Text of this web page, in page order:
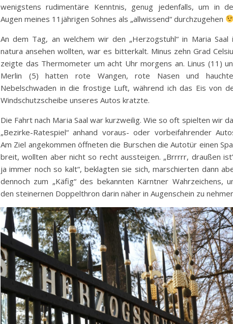
wenigstens rudimentäre Kenntnis, genug jedenfalls, um in
Augen meines 11jährigen Sohnes als „allwissend“ durchzugehen
An dem Tag, an welchem wir den „Herzogstuhl“ in Maria Saal
natura ansehen wollten, war es bitterkalt. Minus zehn Grad
zeigte das Thermometer um acht Uhr morgens an. Linus (11)
Merlin (5) hatten rote Wangen, rote Nasen und
Nebelschwaden in die frostige Luft, während ich das Eis von
Windschutzscheibe unseres Autos kratzte.
Die Fahrt nach Maria Saal war kurzweilig. Wie so oft spielten wir
„Bezirke-Ratespiel“ anhand voraus- oder vorbeifahrender
Am Ziel angekommen öffneten die Burschen die Autotür einen
breit, wollten aber nicht so recht aussteigen. „Brrrrr, draußen
ja immer noch so kalt“, beklagten sie sich, marschierten dann
dennoch zum „Käfig“ des bekannten Kärntner Wahrzeichens,
den steinernen Doppelthron darin näher in Augenschein zu